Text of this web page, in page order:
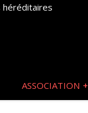
ASSOCIATION